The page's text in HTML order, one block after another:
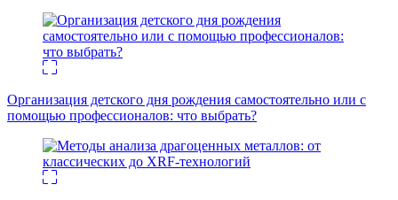
Организация детского дня рождения самостоятельно или с
помощью профессионалов: что выбрать?